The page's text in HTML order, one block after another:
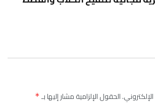
الحقول الإلزامية مشار إليها بـ*